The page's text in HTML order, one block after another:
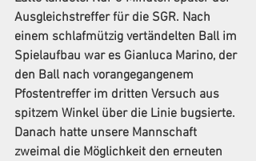
Ausgleichstreffer für die SGR. Nach
einem schlafmützig vertändelten Ball im
Spielaufbau war es Gianluca Marino, der
den Ball nach vorangegangenem
Pfostentreffer im dritten Versuch aus
spitzem Winkel über die Linie bugsierte.
Danach hatte unsere Mannschaft
zweimal die Möglichkeit den erneuten